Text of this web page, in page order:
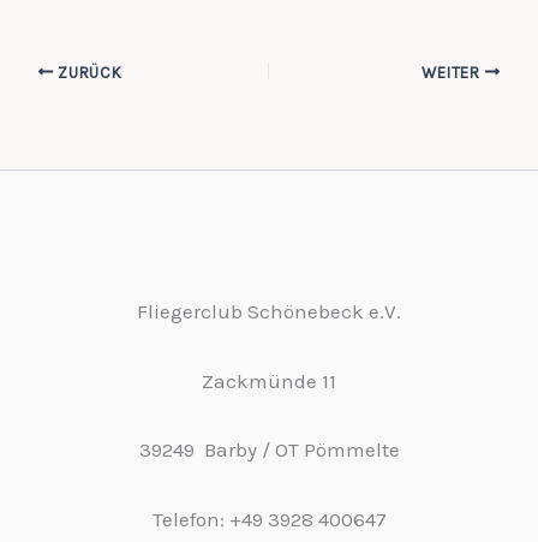
ZURÜCK WEITER
Fliegerclub Schönebeck e.V.
Zackmünde 11
39249 Barby / OT Pömmelte
Telefon: +49 3928 400647